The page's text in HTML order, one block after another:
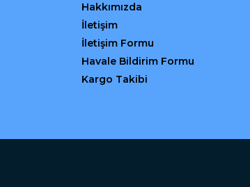
Hakkımızda
İletişim
İletişim Formu
Havale Bildirim Formu
Kargo Takibi